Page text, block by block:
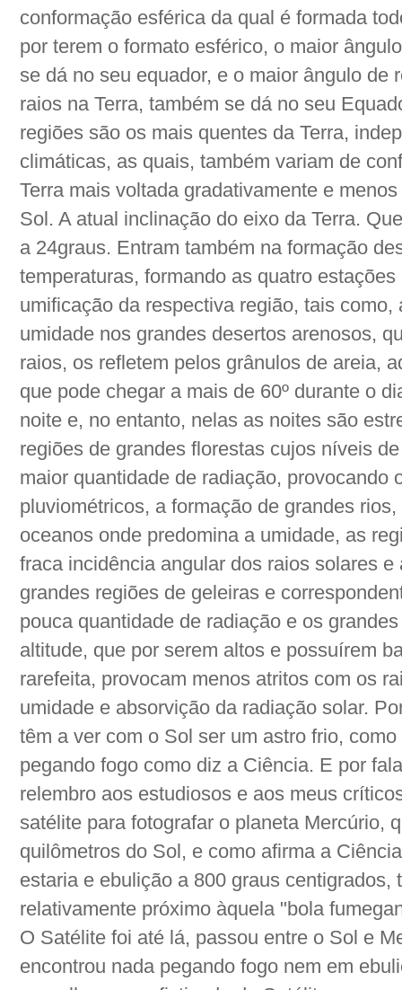
conformação esférica da qual é formada
por terem o formato esférico, o maior
se dá no seu equador, e o maior ângulo de
raios na Terra, também se dá no seu
regiões são os mais quentes da Terra,
climáticas, as quais, também variam de
Terra mais voltada gradativamente e
Sol. A atual inclinação do eixo da Terra.
a 24graus. Entram também na formação
temperaturas, formando as quatro
umificação da respectiva região, tais
umidade nos grandes desertos arenosos,
raios, os refletem pelos grânulos de areia,
que pode chegar a mais de 60º durante o
noite e, no entanto, nelas as noites são
regiões de grandes florestas cujos níveis
maior quantidade de radiação, provocando
pluviométricos, a formação de grandes
oceanos onde predomina a umidade, as
fraca incidência angular dos raios solares
grandes regiões de geleiras e
pouca quantidade de radiação e os
altitude, que por serem altos e possuírem
rarefeita, provocam menos atritos com os
umidade e absorvição da radiação solar.
têm a ver com o Sol ser um astro frio,
pegando fogo como diz a Ciência. E por
relembro aos estudiosos e aos meus
satélite para fotografar o planeta Mercúrio,
quilômetros do Sol, e como afirma a
estaria e ebulição a 800 graus centigrados,
relativamente próximo àquela "bola
O Satélite foi até lá, passou entre o Sol e
encontrou nada pegando fogo nem em